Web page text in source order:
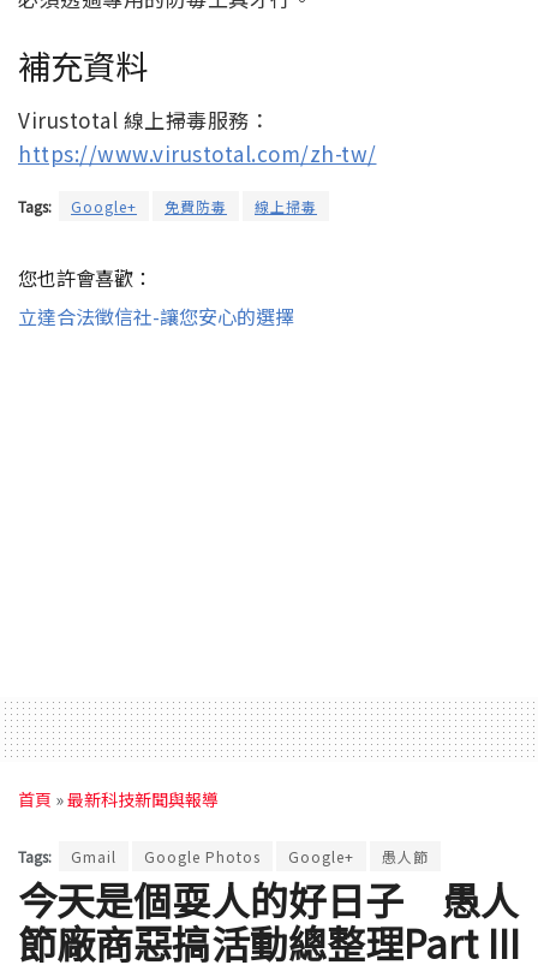
補充資料
Virustotal 線上掃毒服務：
https://www.virustotal.com/zh-tw/
Tags: Google+ 免費防毒 線上掃毒
您也許會喜歡：
立達合法徵信社-讓您安心的選擇
首頁 »最新科技新聞與報導
Tags: Gmail Google Photos Google+ 愚人節
今天是個耍人的好日子 愚人
節廠商惡搞活動總整理Part III